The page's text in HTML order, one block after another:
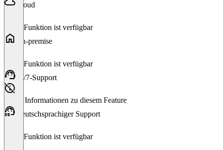
Cloud
Diese Funktion ist verfügbar
On-premise
Diese Funktion ist verfügbar
24/7-Support
Keine Informationen zu diesem Feature
Deutschsprachiger Support
Diese Funktion ist verfügbar